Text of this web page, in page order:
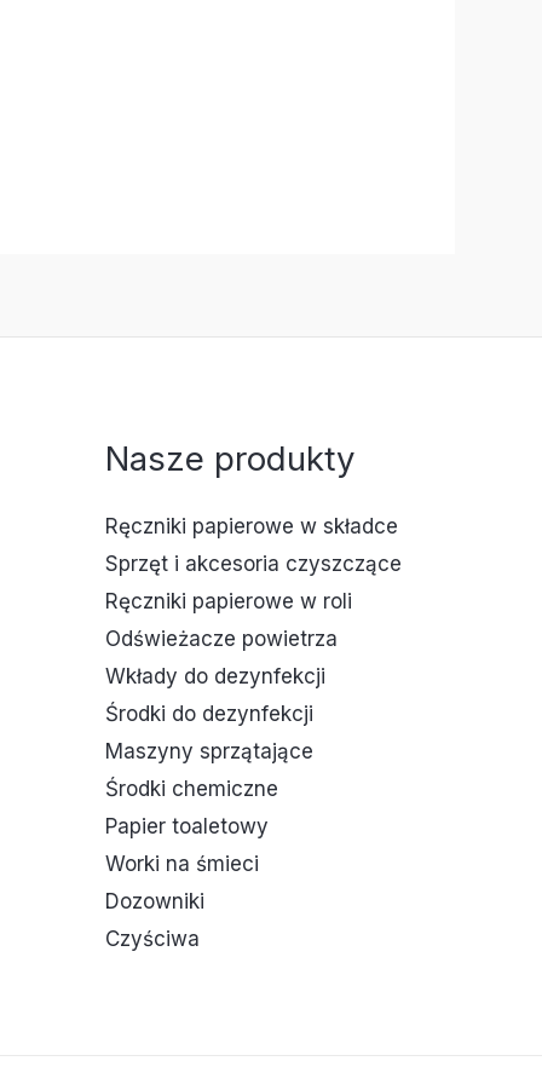
Nasze produkty
Ręczniki papierowe w składce
Sprzęt i akcesoria czyszczące
Ręczniki papierowe w roli
Odświeżacze powietrza
Wkłady do dezynfekcji
Środki do dezynfekcji
Maszyny sprzątające
Środki chemiczne
Papier toaletowy
Worki na śmieci
Dozowniki
Czyściwa